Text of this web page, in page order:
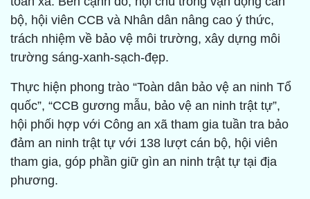
bộ, hội viên CCB và Nhân dân nâng cao ý thức,
trách nhiệm về bảo vệ môi trường, xây dựng môi
trường sáng-xanh-sạch-đẹp.
Thực hiện phong trào “Toàn dân bảo vệ an ninh Tổ
quốc”, “CCB gương mẫu, bảo vệ an ninh trật tự”,
hội phối hợp với Công an xã tham gia tuần tra bảo
đảm an ninh trật tự với 138 lượt cán bộ, hội viên
tham gia, góp phần giữ gìn an ninh trật tự tại địa
phương.